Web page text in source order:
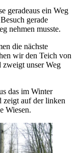
geradeaus ein Weg
gerade
nehmen musste.
die nächste
wir den Teich von
zweigt unser Weg
das im Winter
zeigt auf der linken
Wiesen.